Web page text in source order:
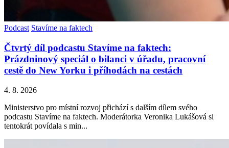
Podcast Stavíme na faktech
Čtvrtý díl podcastu Stavíme na faktech:
Prázdninový speciál o bilanci v úřadu, pracovní
cestě do New Yorku i příhodách na cestách
4. 8. 2026
Ministerstvo pro místní rozvoj přichází s dalším dílem svého
podcastu Stavíme na faktech. Moderátorka Veronika Lukášová si
tentokrát povídala s min...